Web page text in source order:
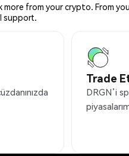
more from your crypto. From
support.
Trade
DRGN’i